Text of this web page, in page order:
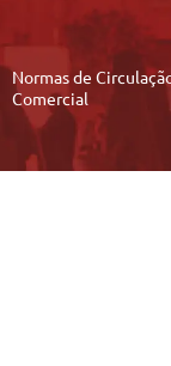
Normas de
Comercial